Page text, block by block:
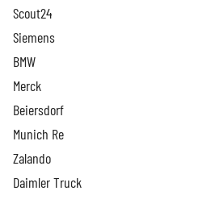
Scout24
Siemens
BMW
Merck
Beiersdorf
Munich Re
Zalando
Daimler Truck